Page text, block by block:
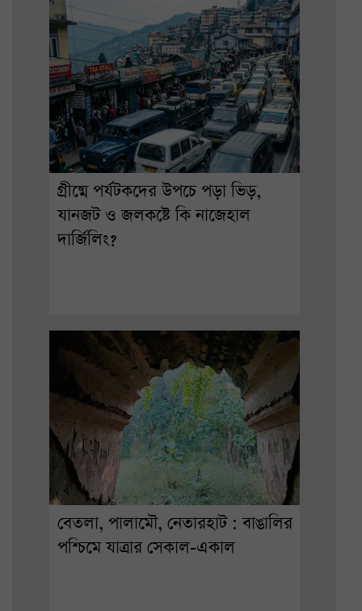
গ্রীষ্মে পর্যটকদের উপচে পড়া ভিড়,
যানজট ও জলকষ্টে কি নাজেহাল
দার্জিলিং?
বেতলা, পালামৌ, নেতারহাট : বাঙালির
পশ্চিমে যাত্রার সেকাল-একাল